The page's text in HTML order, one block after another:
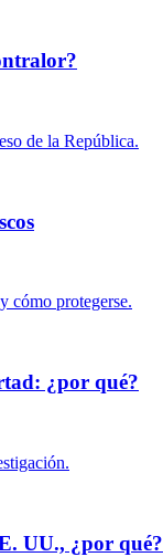
de la República.
cómo protegerse.
¿por qué?
UU., ¿por qué?